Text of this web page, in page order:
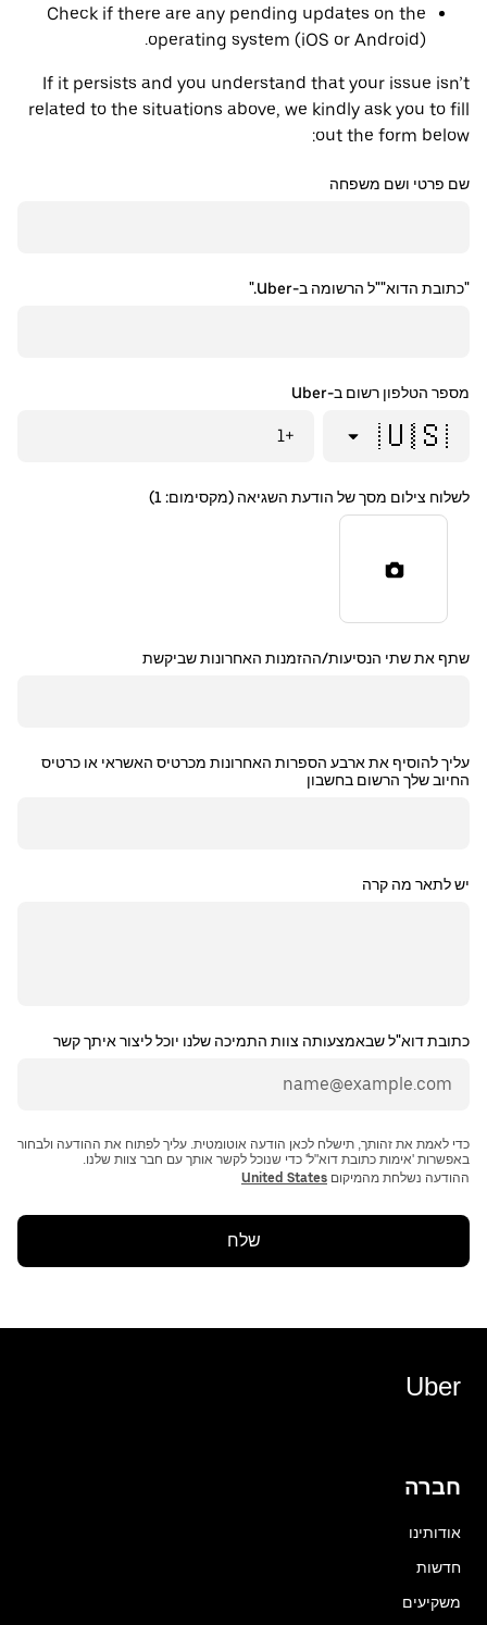
Check if there are any pending updates on the
operating system (iOS or Android).
If it persists and you understand that your issue isn’t
related to the situations above, we kindly ask you to fill
out the form below:
שם פרטי ושם משפחה
"כתובת הדוא""ל הרשומה ב-Uber."
מספר הטלפון רשום ב-Uber
🇺🇸
+1
לשלוח צילום מסך של הודעת השגיאה (מקסימום: 1)
שתף את שתי הנסיעות/ההזמנות האחרונות שביקשת
עליך להוסיף את ארבע הספרות האחרונות מכרטיס האשראי או כרטיס
החיוב שלך הרשום בחשבון
יש לתאר מה קרה
כתובת דוא"ל שבאמצעותה צוות התמיכה שלנו יוכל ליצור איתך קשר
כדי לאמת את זהותך, תישלח לכאן הודעה אוטומטית. עליך לפתוח את ההודעה ולבחור
ההודעה נשלחת מהמיקום United States
שלח
Uber
חברה
אודותינו
חדשות
משקיעים